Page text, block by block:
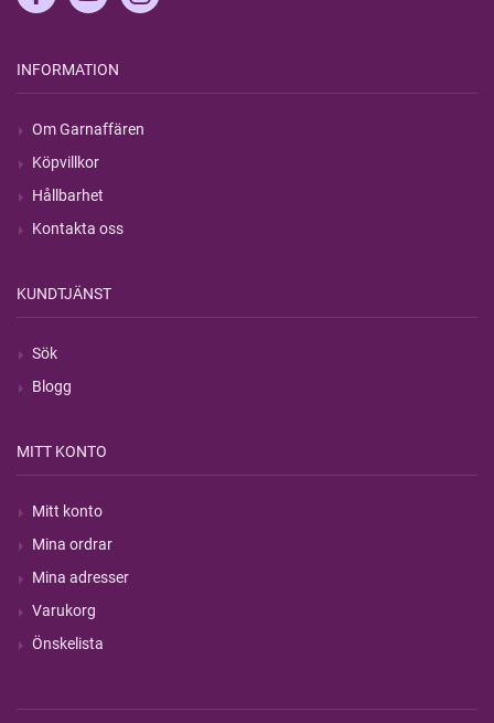
INFORMATION
Om Garnaffären
Köpvillkor
Hållbarhet
Kontakta oss
KUNDTJÄNST
Sök
Blogg
MITT KONTO
Mitt konto
Mina ordrar
Mina adresser
Varukorg
Önskelista